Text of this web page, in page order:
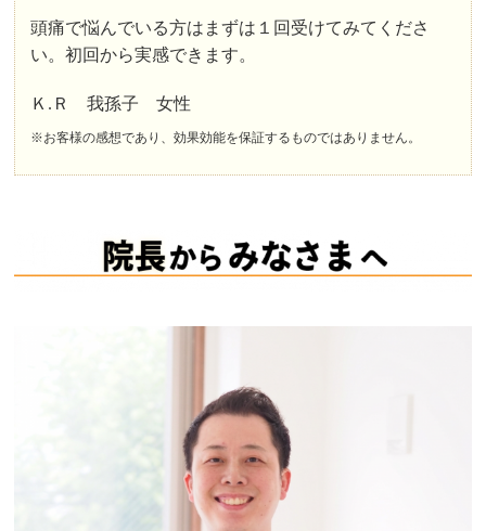
頭痛で悩んでいる方はまずは１回受けてみてくださ
い。初回から実感できます。
Ｋ.Ｒ 我孫子 女性
※お客様の感想であり、効果効能を保証するものではありません。